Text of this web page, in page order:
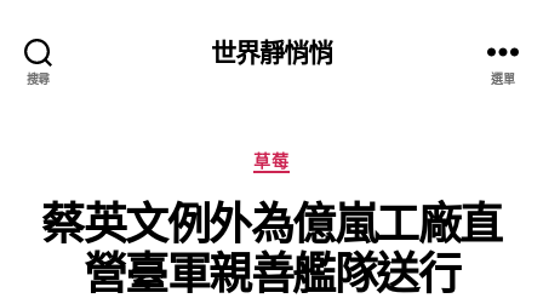
搜尋
世界靜悄悄
選單
分
類
草莓
蔡英文例外為億嵐工廠直
營臺軍親善艦隊送行